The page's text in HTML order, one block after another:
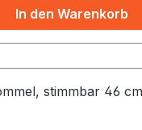
Die angenhme
jeden Zuhörer.
rhythmischen
In den Warenkorb